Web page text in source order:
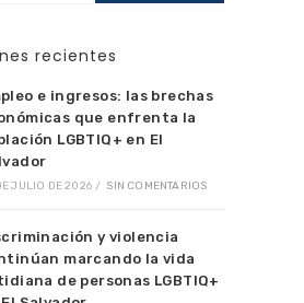
recientes
e ingresos: las brechas
que enfrenta la
LGBTIQ+ en El
JULIO DE 2026 / SIN COMENTARIOS
y violencia
marcando la vida
de personas LGBTIQ+